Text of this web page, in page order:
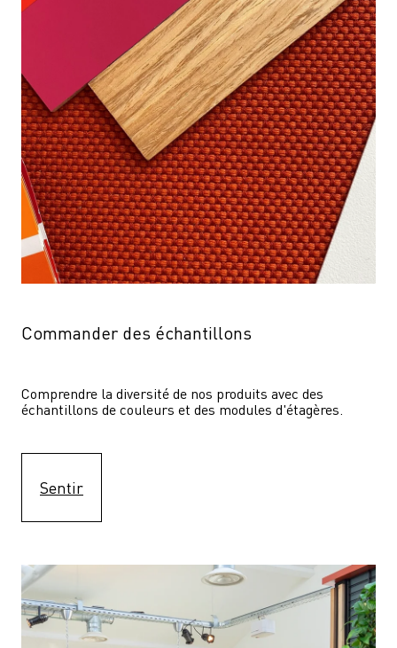
Commander des échantillons
Comprendre la diversité de nos produits avec des
échantillons de couleurs et des modules d'étagères.
Sentir